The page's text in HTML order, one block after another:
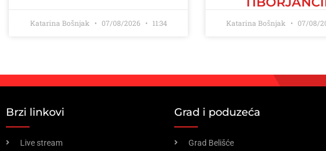
Katarina Bošnjak 07/08/2026 11:34 Katarina Bošnjak 07/08/
Brzi linkovi
Live stream
Grad i poduzeća
Grad Belišće